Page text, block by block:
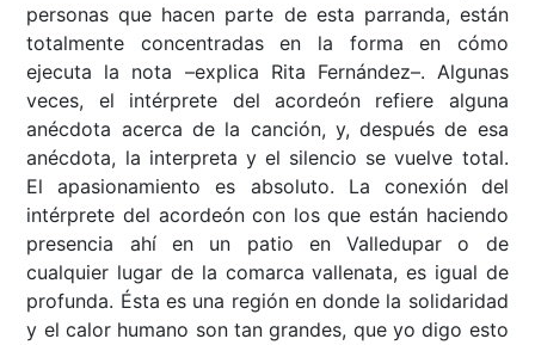
personas que hacen parte de esta parranda, están
totalmente concentradas en la forma en cómo
ejecuta la nota –explica Rita Fernández–. Algunas
veces, el intérprete del acordeón refiere alguna
anécdota acerca de la canción, y, después de esa
anécdota, la interpreta y el silencio se vuelve total.
El apasionamiento es absoluto. La conexión del
intérprete del acordeón con los que están haciendo
presencia ahí en un patio en Valledupar o de
cualquier lugar de la comarca vallenata, es igual de
profunda. Ésta es una región en donde la solidaridad
y el calor humano son tan grandes, que yo digo esto